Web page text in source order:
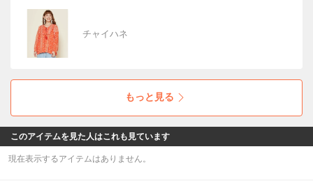
チャイハネ
もっと見る
このアイテムを見た人はこれも見ています
現在表示するアイテムはありません。